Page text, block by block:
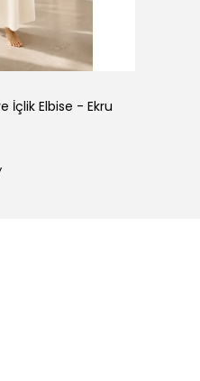
İçlik Elbise - Ekru